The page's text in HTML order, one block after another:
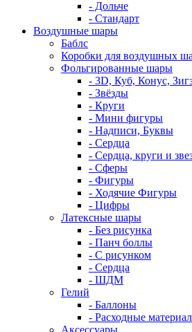
- Дольче
- Стандарт
Воздушные шары
Баблс
Коробки для воздушных
Фольгированные шары
- 3D, Куб, Конус,
- Звёзды
- Круги
- Мини фигуры
- Надписи, Буквы
- Сердца
- Сердца, круги и
- Сферы
- Фигуры
- Ходячие Фигуры
- Цифры
Латексные шары
- Без рисунка
- Панч боллы
- С рисунком
- Сердца
- ШДМ
Гелий
- Баллоны
- Расходные
Аксессуары